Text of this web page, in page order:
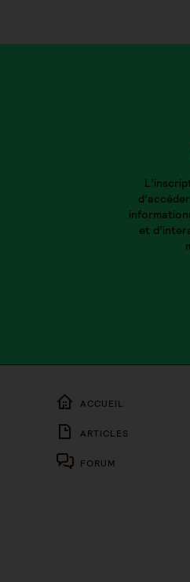
et
ACCUEIL
ARTICLES
FORUM